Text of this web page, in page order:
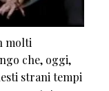
molti
che, oggi,
strani tempi